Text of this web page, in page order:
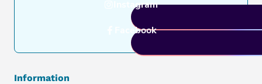
Instagram
Facebook
Information